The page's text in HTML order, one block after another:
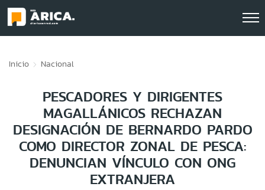
Inicio Nacional
PESCADORES Y DIRIGENTES
MAGALLÁNICOS RECHAZAN
DESIGNACIÓN DE BERNARDO PARDO
COMO DIRECTOR ZONAL DE PESCA:
DENUNCIAN VÍNCULO CON ONG
EXTRANJERA